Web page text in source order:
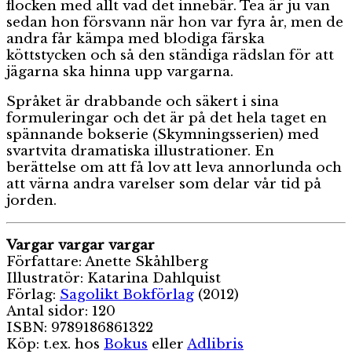
flocken med allt vad det innebär. Tea är ju van
sedan hon försvann när hon var fyra år, men de
andra får kämpa med blodiga färska
köttstycken och så den ständiga rädslan för att
jägarna ska hinna upp vargarna.
Språket är drabbande och säkert i sina
formuleringar och det är på det hela taget en
spännande bokserie (Skymningsserien) med
svartvita dramatiska illustrationer. En
berättelse om att få lov att leva annorlunda och
att värna andra varelser som delar vår tid på
jorden.
Vargar vargar vargar
Författare: Anette Skåhlberg
Illustratör: Katarina Dahlquist
Förlag: Sagolikt Bokförlag (2012)
Antal sidor: 120
ISBN: 9789186861322
Köp: t.ex. hos Bokus eller Adlibris